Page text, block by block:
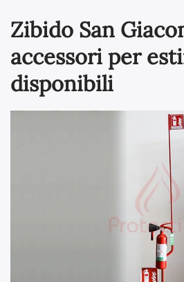
Zibido San
accessori per
disponibili